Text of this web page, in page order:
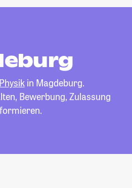
Physikin Magdeburg.
Bewerbung, Zulassung